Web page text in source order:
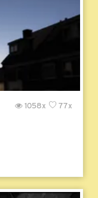
77x
1058x